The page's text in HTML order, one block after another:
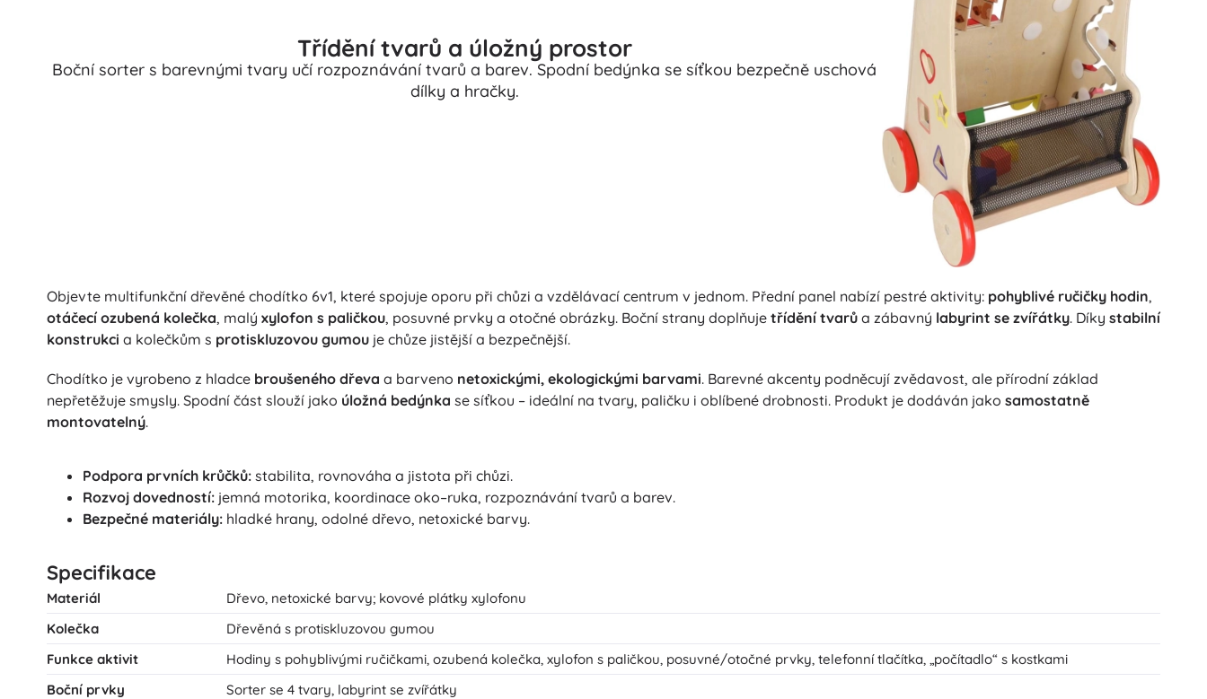
Třídění tvarů a úložný prostor
Boční sorter s barevnými tvary učí rozpoznávání tvarů a barev. Spodní bedýnka se síťkou bezpečně uschová
dílky a hračky.
Objevte multifunkční dřevěné chodítko 6v1, které spojuje oporu při chůzi a vzdělávací centrum v jednom. Přední panel nabízí pestré aktivity: pohyblivé ručičky hodin,
otáčecí ozubená kolečka, malý xylofon s paličkou, posuvné prvky a otočné obrázky. Boční strany doplňuje třídění tvarů a zábavný labyrint se zvířátky. Díky stabilní
konstrukci a kolečkům s protiskluzovou gumou je chůze jistější a bezpečnější.
Chodítko je vyrobeno z hladce broušeného dřeva a barveno netoxickými, ekologickými barvami. Barevné akcenty podněcují zvědavost, ale přírodní základ
nepřetěžuje smysly. Spodní část slouží jako úložná bedýnka se síťkou – ideální na tvary, paličku i oblíbené drobnosti. Produkt je dodáván jako samostatně
montovatelný.
Podpora prvních krůčků: stabilita, rovnováha a jistota při chůzi.
Rozvoj dovedností: jemná motorika, koordinace oko–ruka, rozpoznávání tvarů a barev.
Bezpečné materiály: hladké hrany, odolné dřevo, netoxické barvy.
Specifikace
Materiál
Dřevo, netoxické barvy; kovové plátky xylofonu
Kolečka
Dřevěná s protiskluzovou gumou
Funkce aktivit
Hodiny s pohyblivými ručičkami, ozubená kolečka, xylofon s paličkou, posuvné/otočné prvky, telefonní tlačítka, „počítadlo“ s kostkami
Boční prvky
Sorter se 4 tvary, labyrint se zvířátky